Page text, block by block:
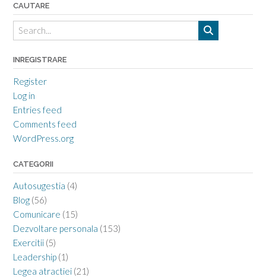
CAUTARE
INREGISTRARE
Register
Log in
Entries feed
Comments feed
WordPress.org
CATEGORII
Autosugestia (4)
Blog (56)
Comunicare (15)
Dezvoltare personala (153)
Exercitii (5)
Leadership (1)
Legea atractiei (21)